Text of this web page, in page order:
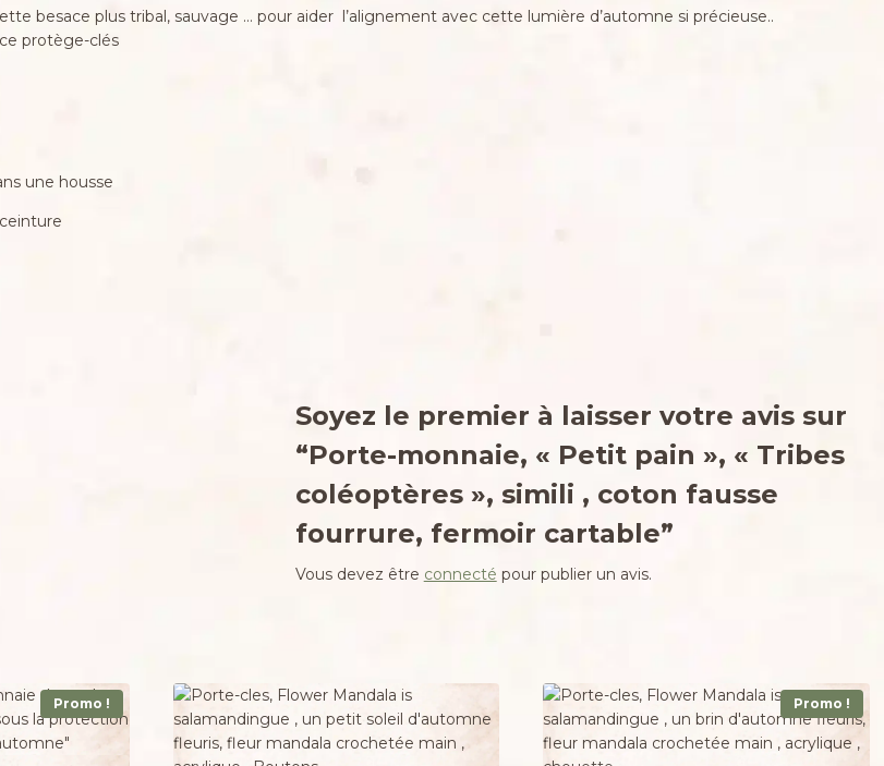
besace plus tribal, sauvage … pour aider l’alignement avec cette lumière d’automne si précieuse..
protège-clés
une housse
Soyez le premier à laisser votre avis sur
“Porte-monnaie, « Petit pain », « Tribes
coléoptères », simili , coton fausse
fourrure, fermoir cartable”
Vous devez être connecté pour publier un avis.
Promo ! Promo !